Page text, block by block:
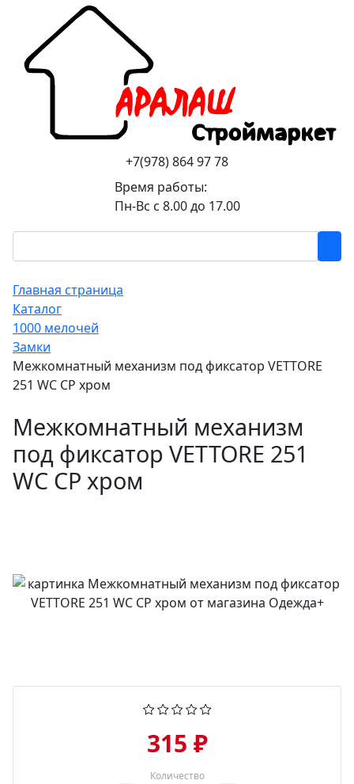
+7(978) 864 97 78
Время работы:
Пн-Вс с 8.00 до 17.00
Главная страница
Каталог
1000 мелочей
Замки
Межкомнатный механизм под фиксатор VETTORE
251 WC CP хром
Межкомнатный механизм
под фиксатор VETTORE 251
WC CP хром
315 ₽
Количество